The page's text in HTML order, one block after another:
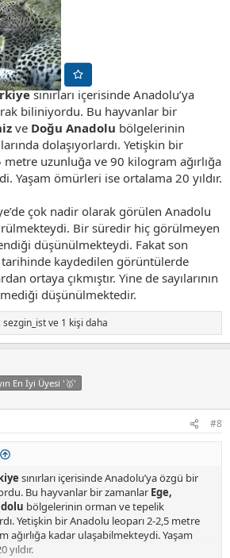
sınırları içerisinde Anadolu’ya
biliniyordu. Bu hayvanlar bir
ve Doğu Anadolu bölgelerinin
dolaşıyorlardı. Yetişkin bir
uzunluğa ve 90 kilogram ağırlığa
Yaşam ömürleri ise ortalama 20 yıldır.
çok nadir olarak görülen Anadolu
Bir süredir hiç görülmeyen
düşünülmekteydi. Fakat son
tarihinde kaydedilen görüntülerde
ortaya çıkmıştır. Yine de sayılarının
düşünülmektedir.
,sezgin_istve 1 kişi daha
En İyi Üyesi '🥇'
#8
sınırları içerisinde Anadolu’ya özgü bir
Bu hayvanlar bir zamanlar Ege,
bölgelerinin orman ve tepelik
Yetişkin bir Anadolu leoparı 2-2,5 metre
ağırlığa kadar ulaşabilmekteydi. Yaşam
yıldır.